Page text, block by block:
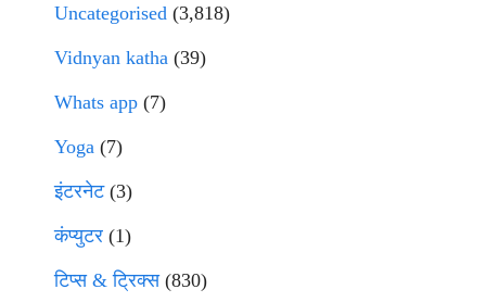
Uncategorised (3,818)
Vidnyan katha (39)
Whats app (7)
Yoga (7)
इंटरनेट(3)
कंप्युटर (1)
टिप्स & ट्रिक्स(830)